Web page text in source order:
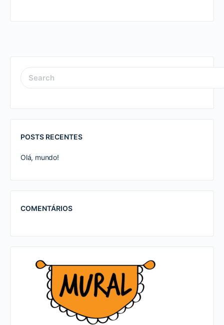
SEARCH
FOR:
POSTS RECENTES
Olá, mundo!
COMENTÁRIOS